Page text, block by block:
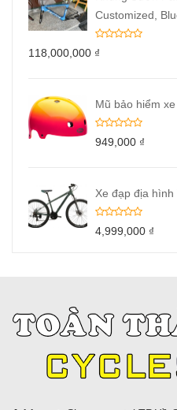
Customized,
118,000,000 ₫
Mũ bảo hiểm
949,000 ₫
Xe đạp địa
4,999,000 ₫